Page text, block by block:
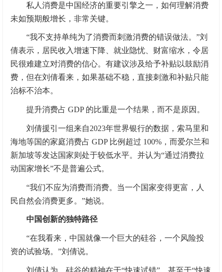
私人消费是中国经济的重要引擎之一，如何理解消费
未如预期般增长，非常关键。
“我不支持单纯为了消费而刺激消费的错误做法。”刘
倩表示，居民收入增速下降、就业隐忧、财富缩水，令居
民很难建立对消费的信心。有建议涉及给予补贴以鼓励消
费，但在刘倩看来，如果基础不稳，直接刺激和补贴只能
治标不治本。
提升消费占 GDP 的比重是一个结果，而不是原因。
刘倩援引一组来自2023年世界银行的数据，索马里和
海地等国的家庭消费占 GDP 比例超过 100%，而爱尔兰和
新加坡等发达国家则处于较低水平。并认为“通过消费拉
动国家增长”不是普遍公式。
“我们不应为消费而消费。当一个国家变得更富，人
民自然会消费更多。”她说。
中国创新的独特路径
“在我看来，中国就像一个巨大的硅谷，一个风险投
资的试验场。”刘倩说。
刘倩认为，硅谷的精神在于“快速试错”，甚至于“快速